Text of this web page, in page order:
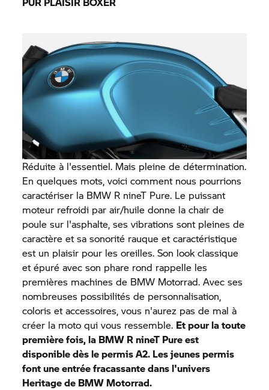
Réduite à l'essentiel. Mais pleine de détermination.
En quelques mots, voici comment nous pourrions
caractériser la BMW R nineT Pure. Le puissant
moteur refroidi par air/huile donne la chair de
poule sur l'asphalte, ses vibrations sont pleines de
caractère et sa sonorité rauque et caractéristique
est un plaisir pour les oreilles. Son look classique
et épuré avec son phare rond rappelle les
premières machines de BMW Motorrad. Avec ses
nombreuses possibilités de personnalisation,
coloris et accessoires, vous n'aurez pas de mal à
créer la moto qui vous ressemble. Et pour la toute
première fois, la BMW R nineT Pureest
disponible dès le permis A2. Les jeunes permis
font une entrée fracassante dans l'univers
Heritage de BMW Motorrad.